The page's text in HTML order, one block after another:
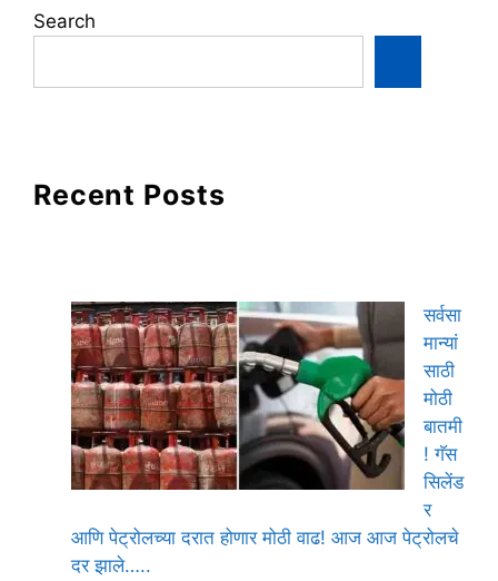
Search
Recent Posts
सर्वसा
मान्यां
साठी
मोठी
बातमी
! गॅस
सिलेंड
र
आणि पेट्रोलच्या दरात होणार मोठी वाढ! आज आज पेट्रोलचे
दर झाले…..